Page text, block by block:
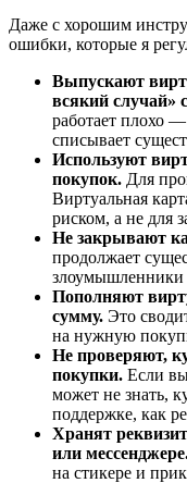
Даже с хорошим
ошибки, которые я
Выпускают
всякий
работает плохо
списывает
Используют
покупок. Для
Виртуальная
риском, а не для
Не закрывают
продолжает
злоумышленники
Пополняют
сумму. Это
на нужную
Не проверяют,
покупки. Если
может не знать,
поддержке, как
Хранят
или
на стикере и